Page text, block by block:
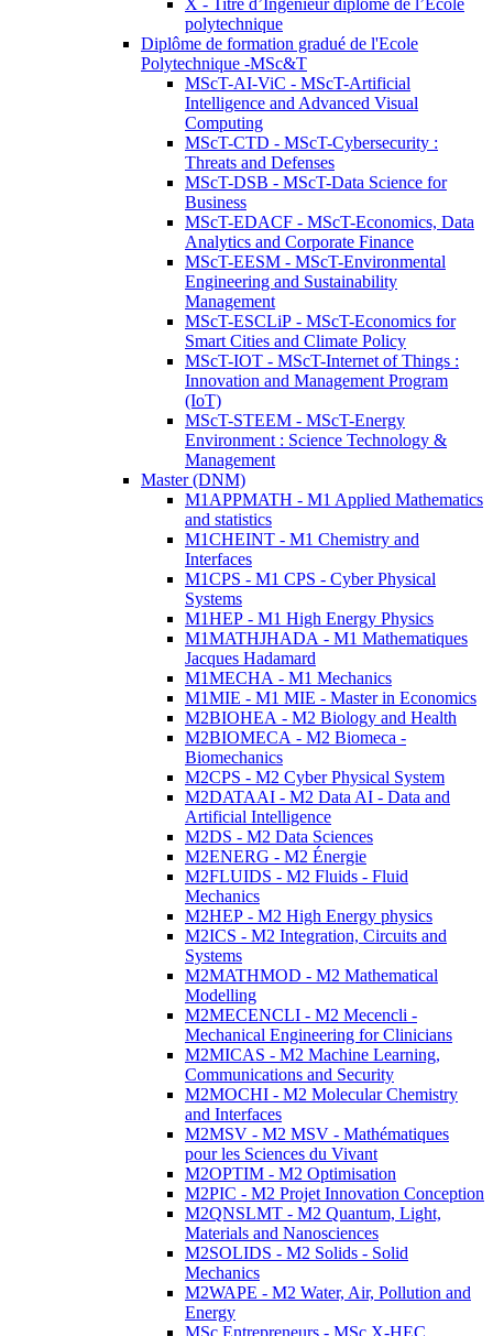
X - Titre d’Ingénieur diplômé de l’École
polytechnique
Diplôme de formation gradué de l'Ecole
Polytechnique -MSc&T
MScT-AI-ViC - MScT-Artificial
Intelligence and Advanced Visual
Computing
MScT-CTD - MScT-Cybersecurity :
Threats and Defenses
MScT-DSB - MScT-Data Science for
Business
MScT-EDACF - MScT-Economics, Data
Analytics and Corporate Finance
MScT-EESM - MScT-Environmental
Engineering and Sustainability
Management
MScT-ESCLiP - MScT-Economics for
Smart Cities and Climate Policy
MScT-IOT - MScT-Internet of Things :
Innovation and Management Program
(IoT)
MScT-STEEM - MScT-Energy
Environment : Science Technology &
Management
Master (DNM)
M1APPMATH - M1 Applied Mathematics
and statistics
M1CHEINT - M1 Chemistry and
Interfaces
M1CPS - M1 CPS - Cyber Physical
Systems
M1HEP - M1 High Energy Physics
M1MATHJHADA - M1 Mathematiques
Jacques Hadamard
M1MECHA - M1 Mechanics
M1MIE - M1 MIE - Master in Economics
M2BIOHEA - M2 Biology and Health
M2BIOMECA - M2 Biomeca -
Biomechanics
M2CPS - M2 Cyber Physical System
M2DATAAI - M2 Data AI - Data and
Artificial Intelligence
M2DS - M2 Data Sciences
M2ENERG - M2 Énergie
M2FLUIDS - M2 Fluids - Fluid
Mechanics
M2HEP - M2 High Energy physics
M2ICS - M2 Integration, Circuits and
Systems
M2MATHMOD - M2 Mathematical
Modelling
M2MECENCLI - M2 Mecencli -
Mechanical Engineering for Clinicians
M2MICAS - M2 Machine Learning,
Communications and Security
M2MOCHI - M2 Molecular Chemistry
and Interfaces
M2MSV - M2 MSV - Mathématiques
pour les Sciences du Vivant
M2OPTIM - M2 Optimisation
M2PIC - M2 Projet Innovation Conception
M2QNSLMT - M2 Quantum, Light,
Materials and Nanosciences
M2SOLIDS - M2 Solids - Solid
Mechanics
M2WAPE - M2 Water, Air, Pollution and
Energy
MSc Entrepreneurs - MSc X-HEC